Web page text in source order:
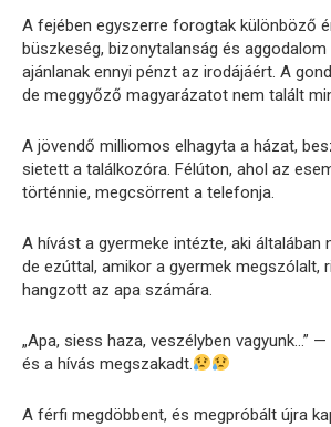
A fejében egyszerre forogtak különböző
büszkeség, bizonytalanság és
ajánlanak ennyi pénzt az irodájáért. A
de meggyőző magyarázatot nem talált
A jövendő milliomos elhagyta a házat,
sietett a találkozóra. Félúton, ahol az
történnie, megcsörrent a telefonja.
A hívást a gyermeke intézte, aki általában
de ezúttal, amikor a gyermek megszólalt,
hangzott az apa számára.
„Apa, siess haza, veszélyben vagyunk…”
és a hívás megszakadt.
A férfi megdöbbent, és megpróbált újra